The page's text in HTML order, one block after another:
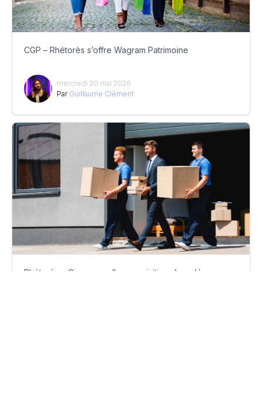
CGP – Rhétorès s’offre Wagram Patrimoine
mercredi 20 mai 2026
Par Guillaume Clément
Rhétorès – Cinq nouvelles acquisitions bouclées